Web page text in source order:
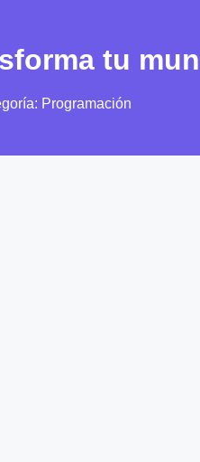
tu
Programación